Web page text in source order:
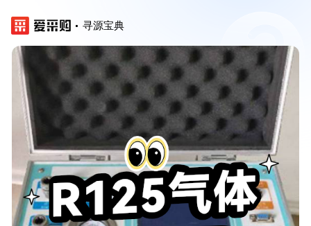
寻源宝典